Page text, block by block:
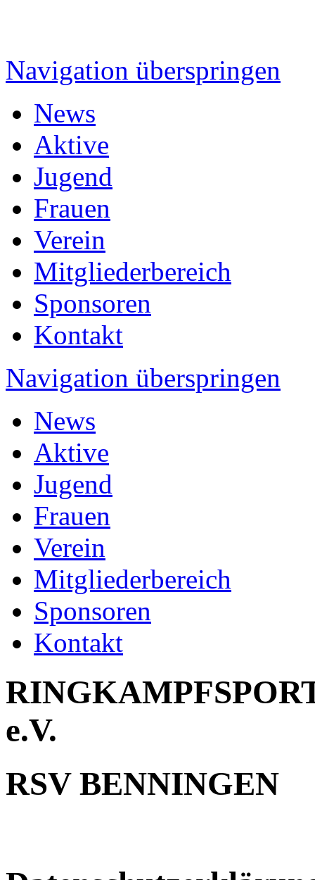
Navigation überspringen
News
Aktive
Jugend
Frauen
Verein
Mitgliederbereich
Sponsoren
Kontakt
Navigation überspringen
News
Aktive
Jugend
Frauen
Verein
Mitgliederbereich
Sponsoren
Kontakt
e.V.
RSV BENNINGEN